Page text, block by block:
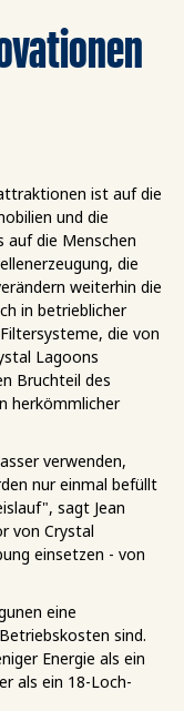
ist auf die
und die
auf die Menschen
die
weiterhin die
in betrieblicher
die von
Lagoons
Bruchteil des
herkömmlicher
verwenden,
nur einmal befüllt
sagt Jean
von Crystal
einsetzen - von
eine
sind.
Energie als ein
als ein 18-Loch-